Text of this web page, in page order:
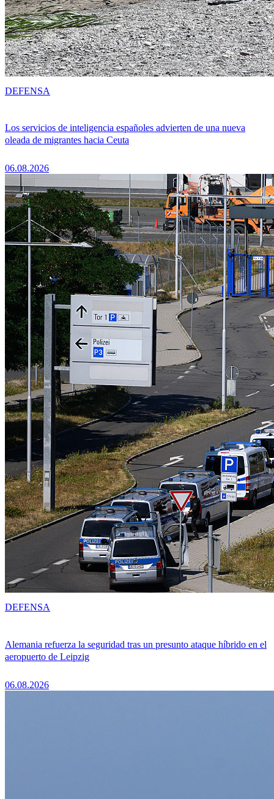
Los servicios de inteligencia españoles advierten de una nueva
oleada de migrantes hacia Ceuta
06.08.2026
DEFENSA
Alemania refuerza la seguridad tras un presunto ataque híbrido en el
aeropuerto de Leipzig
06.08.2026
DEFENSA